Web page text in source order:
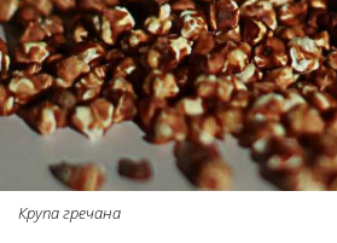
Крупа гречана